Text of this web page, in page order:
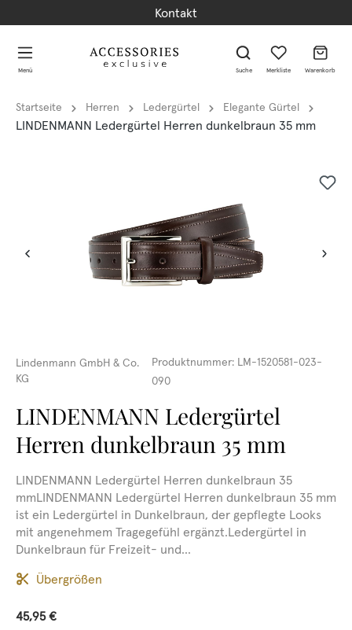
Kontakt
Menü Suche Merkliste Warenkorb
Startseite Herren Ledergürtel Elegante Gürtel
LINDENMANN Ledergürtel Herren dunkelbraun 35 mm
Lindenmann GmbH & Co.
KG
Produktnummer: LM-1520581-023-
090
LINDENMANN Ledergürtel
Herren dunkelbraun 35 mm
LINDENMANN Ledergürtel Herren dunkelbraun 35
mmLINDENMANN Ledergürtel Herren dunkelbraun 35 mm
ist ein Ledergürtel in Dunkelbraun, der gepflegte Looks
mit angenehmem Tragegefühl ergänzt.Ledergürtel in
Dunkelbraun für Freizeit- und...
Übergrößen
45,95 €